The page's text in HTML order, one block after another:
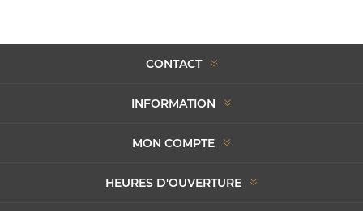
CONTACT
INFORMATION
MON COMPTE
HEURES D'OUVERTURE